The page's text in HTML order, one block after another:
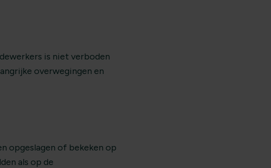
is niet verboden
overwegingen en
opgeslagen of bekeken op
als op de